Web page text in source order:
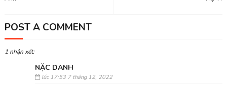
POST A COMMENT
1 nhận xét:
NẶC DANH
lúc 17:53 7 tháng 12, 2022